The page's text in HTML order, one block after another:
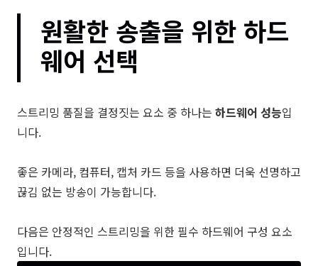
원활한 송출을 위한 하드
웨어 선택
스트리밍 품질을 결정짓는 요소 중 하나는 하드웨어 성능입
니다.
좋은 카메라, 컴퓨터, 캡처 카드 등을 사용하면 더욱 선명하고
끊김 없는 방송이 가능합니다.
다음은 안정적인 스트리밍을 위한 필수 하드웨어 구성 요소
입니다.